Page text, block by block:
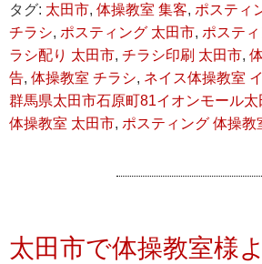
タグ: 太田市, 体操教室 集客, ポスティ
チラシ, ポスティング 太田市, ポステ
ラシ配り 太田市, チラシ印刷 太田市,
告, 体操教室 チラシ, ネイス体操教室
群馬県太田市石原町81イオンモール太
体操教室 太田市, ポスティング 体操教
太田市で体操教室様